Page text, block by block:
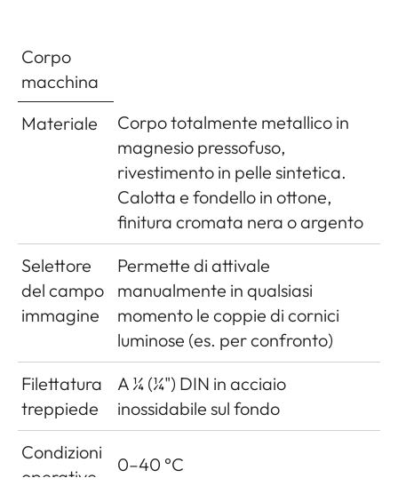
Corpo
macchina
Materiale
Corpo totalmente metallico in
magnesio pressofuso,
rivestimento in pelle sintetica.
Calotta e fondello in ottone,
finitura cromata nera o argento
Selettore
del campo
immagine
Permette di attivale
manualmente in qualsiasi
momento le coppie di cornici
luminose (es. per confronto)
Filettatura
treppiede
A ¼ (¼") DIN in acciaio
inossidabile sul fondo
Condizioni
operative
0–40 °C